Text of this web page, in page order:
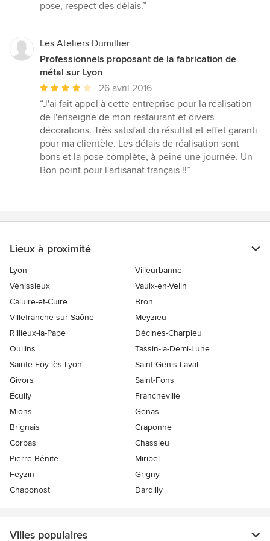
:
sur
5
pose, respect des délais.”
Les Ateliers Dumillier
Professionnels proposant de la fabrication de
métal sur Lyon
Note
moyenne
:
4
étoiles
sur
5
26 avril 2016
“J'ai fait appel à cette entreprise pour la réalisation
de l'enseigne de mon restaurant et divers
décorations. Très satisfait du résultat et effet garanti
pour ma clientèle. Les délais de réalisation sont
bons et la pose complète, à peine une journée. Un
Bon point pour l'artisanat français !!”
Lieux à proximité
Lyon
Villeurbanne
Vénissieux
Vaulx-en-Velin
Caluire-et-Cuire
Bron
Villefranche-sur-Saône
Meyzieu
Rillieux-la-Pape
Décines-Charpieu
Oullins
Tassin-la-Demi-Lune
Sainte-Foy-lès-Lyon
Saint-Genis-Laval
Givors
Saint-Fons
Écully
Francheville
Mions
Genas
Brignais
Craponne
Corbas
Chassieu
Pierre-Bénite
Miribel
Feyzin
Grigny
Chaponost
Dardilly
Villes populaires